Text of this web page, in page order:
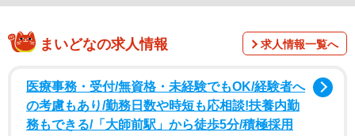
まいどなの求人情報 求人情報一覧へ
医療事務・受付/無資格・未経験でもOK/経験者へ
の考慮もあり/勤務日数や時短も応相談!扶養内勤
務もできる/「大師前駅」から徒歩5分/積極採用